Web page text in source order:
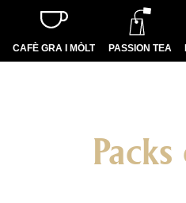
CAFÈ GRA I MÒLT PASSION TEA